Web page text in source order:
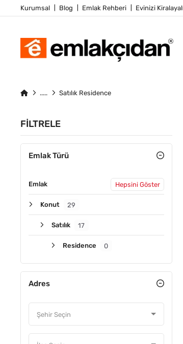
Kurumsal Blog Emlak Rehberi Evinizi
Satılık Residence
FILTRELE
Emlak Türü
Emlak Hepsini Göster
Konut 29
Satılık 17
Residence 0
Adres